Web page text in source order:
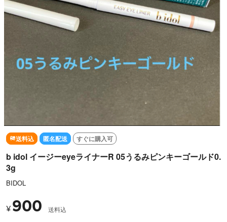
送料込 匿名配送 すぐに購入可
b idol イージーeyeライナーR 05うるみピンキーゴールド0.
3g
BIDOL
¥ 900 送料込